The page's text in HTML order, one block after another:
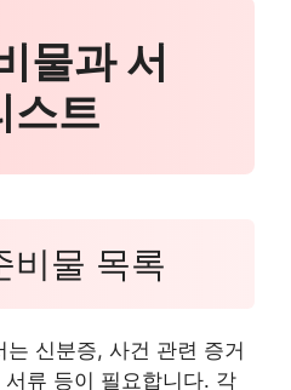
물과 서
스트
비물 목록
신분증, 사건 관련 증거
류 등이 필요합니다. 각